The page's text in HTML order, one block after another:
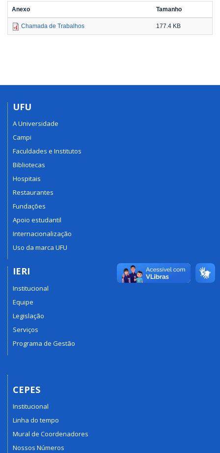
Anexo Tamanho
Chamada de Trabalhos 177.4 KB
UFU
A Universidade
Campi
Faculdades e Institutos
Bibliotecas
Hospitais
Restaurantes
Fundações
Apoio estudantil
Internacionalização
Uso da marca UFU
IERI
Institucional
Equipe
Legislação
Serviços
Programa de Gestão
CEPES
Institucional
Linha do tempo
Mural de Coordenadores
Nossos Números